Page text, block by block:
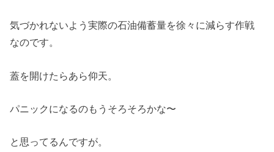
気づかれないよう実際の石油備蓄量を徐々に減らす作戦
なのです。
蓋を開けたらあら仰天。
パニックになるのもうそろそろかな〜
と思ってるんですが。